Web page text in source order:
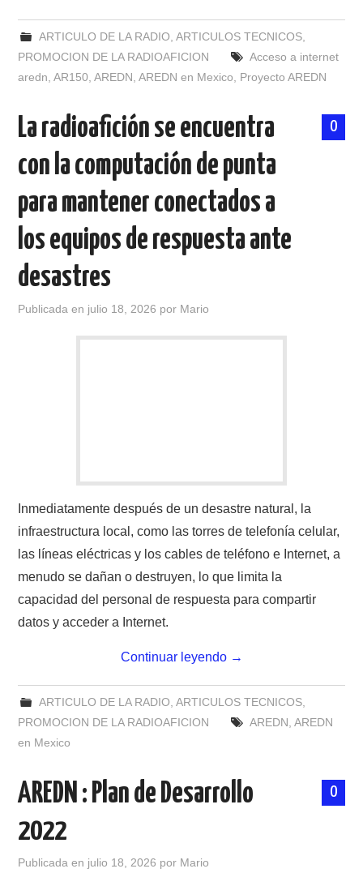
ARTICULO DE LA RADIO, ARTICULOS TECNICOS,
PROMOCION DE LA RADIOAFICION
Acceso a internet
aredn,AR150,AREDN,AREDN en Mexico, Proyecto AREDN
0
La radioafición se encuentra
con la computación de punta
para mantener conectados a
los equipos de respuesta ante
desastres
Publicada en julio 18, 2026 por Mario
Inmediatamente después de un desastre natural, la
infraestructura local, como las torres de telefonía celular,
las líneas eléctricas y los cables de teléfono e Internet, a
menudo se dañan o destruyen, lo que limita la
capacidad del personal de respuesta para compartir
datos y acceder a Internet.
Continuar leyendo →
ARTICULO DE LA RADIO, ARTICULOS TECNICOS,
PROMOCION DE LA RADIOAFICION
AREDN, AREDN
en Mexico
0
AREDN : Plan de Desarrollo
2022
Publicada en julio 18, 2026 por Mario